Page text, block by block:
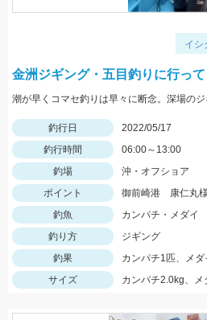
イシ
金洲ジギング・五目釣りに行って
釣行日
2022/05/17
釣行時間
06:00～13:00
釣場
沖・オフショア
ポイント
御前崎港 康仁丸様
釣魚
カンパチ・メダイ
釣り方
ジギング
釣果
カンパチ1匹、メダ
サイズ
カンパチ2.0kg、メ